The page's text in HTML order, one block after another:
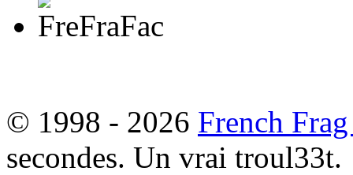
© 1998 - 2026 French
secondes. Un vrai troul33t.